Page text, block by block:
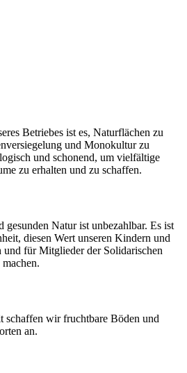
Betriebes ist es, Naturflächen zu
und Monokultur zu
und schonend, um vielfältige
zu erhalten und zu schaffen.
gesunden Natur ist unbezahlbar. Es ist
diesen Wert unseren Kindern und
und für Mitglieder der Solidarischen
schaffen wir fruchtbare Böden und
an.